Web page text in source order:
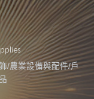
/農業設備與配件/戶